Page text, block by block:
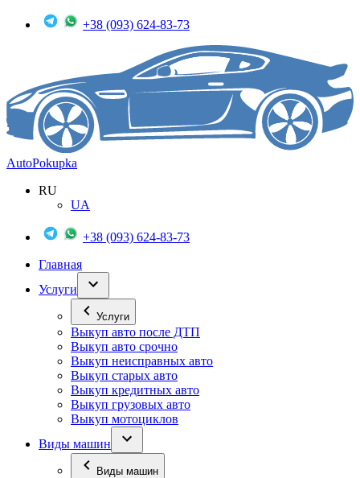
+38 (093) 624-83-73
AutoPokupka
RU
UA
+38 (093) 624-83-73
Главная
Услуги
Услуги
Выкуп авто после ДТП
Выкуп авто срочно
Выкуп неисправных авто
Выкуп старых авто
Выкуп кредитных авто
Выкуп грузовых авто
Выкуп мотоциклов
Виды машин
Виды машин